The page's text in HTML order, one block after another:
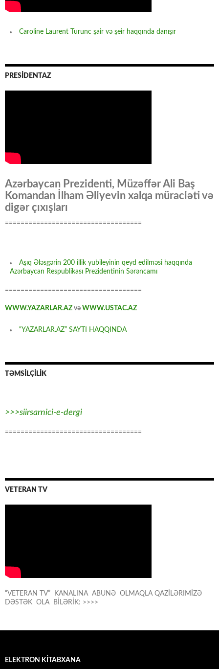
Caroline Laurent Turunc şair və şeir haqqında danışır
PRESİDENTAZ
Azərbaycan Prezidenti, Müzəffər Ali Baş
Komandan İlham Əliyevin xalqa müraciəti və
digər çıxışları
===================================
Aşıq Ələsgərin 200 illik yubileyinin qeyd edilməsi haqqında
Azərbaycan Respublikası Prezidentinin Sərəncamı
===================================
WWW.YAZARLAR.AZ və WWW.USTAC.AZ
“YAZARLAR.AZ” SAYTI HAQQINDA
TƏMSİLÇİLİK
>>>siirsarnici-e-dergi
===================================
VETERAN TV
“VETERAN TV” KANALINA ABUNƏ OLMAQLA QAZİLƏRIMİZƏ
DƏSTƏK OLA BİLƏRİK: >>>>
ELEKTRON KİTABXANA